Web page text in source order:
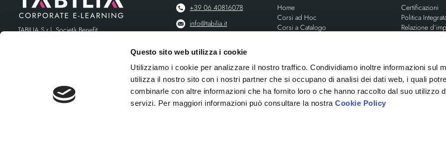
Questo sito web utilizza i cookie
Utilizziamo i cookie per analizzare il nostro traffico. Condividiamo inoltre informazioni sul
utilizza il nostro sito con i nostri partner che si occupano di analisi dei dati web, i quali
combinarle con altre informazioni che ha fornito loro o che hanno raccolto dal suo utilizzo
servizi. Per maggiori informazioni può consultare la nostraCookie Policy
Via Tiburtina 912 Ed. F8 – 00156 Roma (ITALY)
P.IVA e C.F.: 08757151009 | SDI: WY7PJ6K
Capitale sociale i.v.: € 10.000,00
CONTATTI
+39 06 40816078
info@pec.tabilia.it
MENU
Home
Piattaforma TAO LMS
AI Learning Assistant
AI Training Lab
Casi d’Uso
Blog
LINK UTILI
Certificazioni
Codice Etico
Privacy Policy
Cookie Policy